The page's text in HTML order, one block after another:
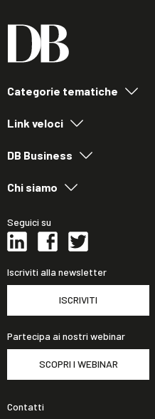
Categorie tematiche
Link veloci
DB Business
Chi siamo
Seguici su
Iscriviti alla newsletter
ISCRIVITI
Partecipa ai nostri webinar
SCOPRI I WEBINAR
Contatti